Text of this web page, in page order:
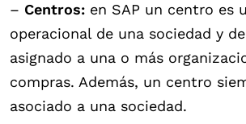
– Centros: en SAP un centro es
operacional de una sociedad y
asignado a una o más
compras. Además, un centro
asociado a una sociedad.